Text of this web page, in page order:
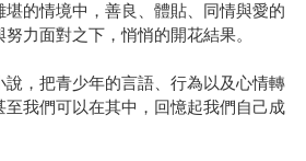
的情境中，善良、體貼、同情與愛的
力面對之下，悄悄的開花結果。
，把青少年的言語、行為以及心情轉
我們可以在其中，回憶起我們自己成